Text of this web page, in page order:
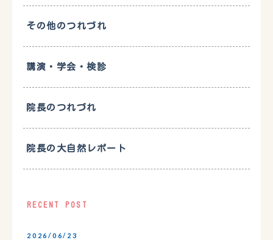
その他のつれづれ
講演・学会・検診
院長のつれづれ
院長の大自然レポート
RECENT POST
2026/06/23